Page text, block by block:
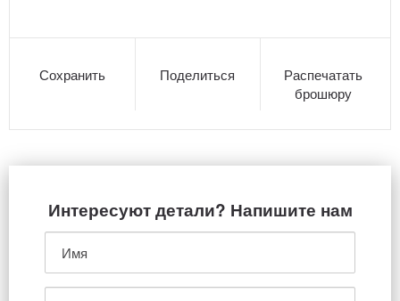
Сохранить Поделиться
Распечатать
брошюру
Интересуют детали? Напишите нам